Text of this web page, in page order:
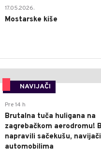
17.05.2026.
Mostarske kiše
NAVIJAČI
Pre 14 h
Brutalna tuča huligana na
zagrebačkom aerodromu!
napravili sačekušu,
automobilima